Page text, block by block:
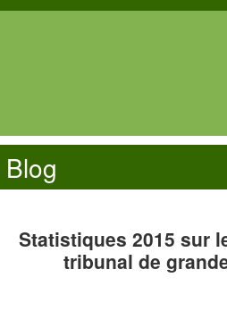
Blog
Statistiques 2015 sur
tribunal de